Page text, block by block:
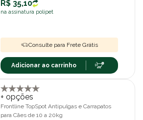
R$ 35,10
na assinatura polipet
Consulte para Frete Grátis
Adicionar ao carrinho
+ opções
Frontline TopSpot Antipulgas e Carrapatos
para Cães de 10 a 20kg